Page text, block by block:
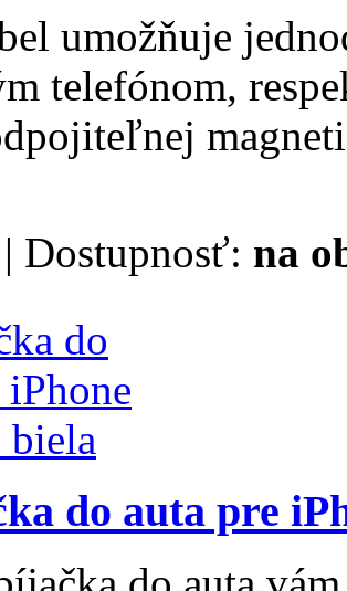
umožňuje
telefónom,
| Dostupnosť: na
do auta pre